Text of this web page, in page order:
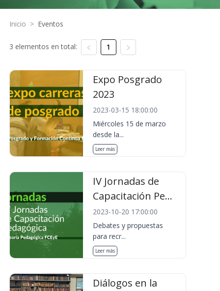
Inicio > Eventos
3 elementos en total: 1
Expo Posgrado
2023
2023-03-15 18:00:00
Miércoles 15 de marzo
desde la...
Leer más
IV Jornadas de
Capacitación Pe...
2023-10-20 17:00:00
Debates y propuestas
para recr...
Leer más
Diálogos en la